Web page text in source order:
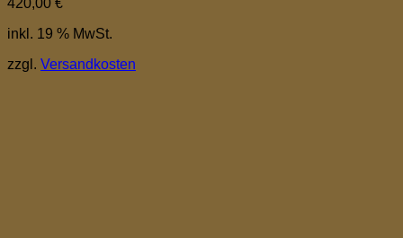
420,00 €
inkl. 19 % MwSt.
zzgl. Versandkosten